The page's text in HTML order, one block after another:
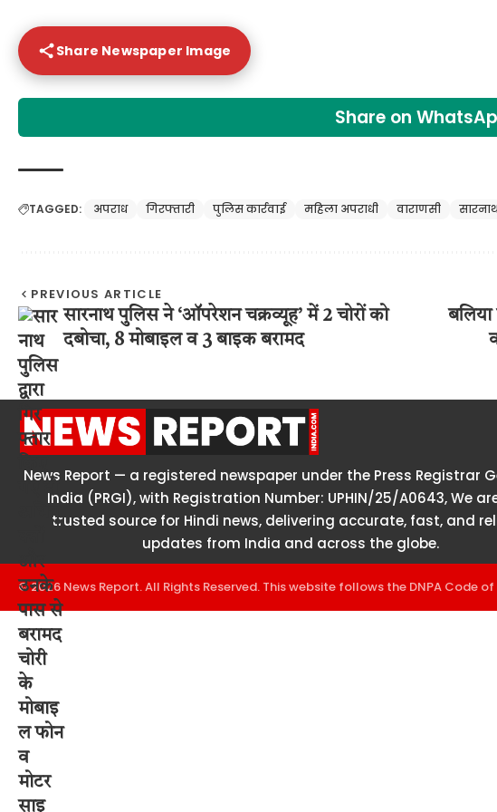
Share Newspaper Image
Share on
TAGGED: अपराध गिरफ्तारी पुलिस कार्रवाई महिला अपराधी वाराणसी
PREVIOUS ARTICLE
सारनाथ पुलिस ने ‘ऑपरेशन चक्रव्यूह’ में 2 चोरों को
दबोचा, 8 मोबाइल व 3 बाइक बरामद
News Report — a registered newspaper under the Press Registrar
India (PRGI), with Registration Number: UPHIN/25/A0643, We
trusted source for Hindi news, delivering accurate, fast, and
updates from India and across the globe.
© 2026 News Report. All Rights Reserved. This website follows the DNPA Code